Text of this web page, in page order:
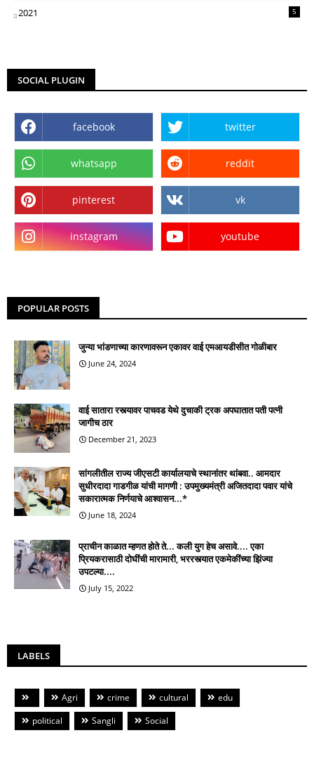
2021 5
SOCIAL PLUGIN
facebook twitter
whatsapp reddit
pinterest vk
instagram youtube
POPULAR POSTS
जुन्या भांडणाच्या कारणावरून एकावर वाई एमआयडीसीत गोळीबार
June 24, 2024
वाई सातारा रस्त्यावर पाचवड येथे दुचाकी ट्रक अपघातात पती पत्नी
जागीच ठार
December 21, 2023
सांगलीतील राज्य जीएसटी कार्यालयाचे स्थानांतर थांबवा.. आमदार
सुधीरदादा गाडगीळ यांची मागणी : उपमुख्यमंत्री अजितदादा पवार यांचे
सकारात्मक निर्णयाचे आश्वासन...*
June 18, 2024
प्राचीन काळात म्हणत होते ते... कली युग हेच असावे.... एका
प्रियकरासाठी दोघींची मारामारी, भररस्त्यात एकमेकींच्या झिंज्या
उपटल्या....
July 15, 2022
LABELS
Agri crime cultural
edu
political
Sangli Social